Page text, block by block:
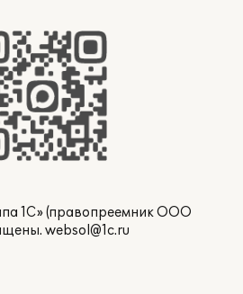
1С» (правопреемник ООО
websol@1c.ru